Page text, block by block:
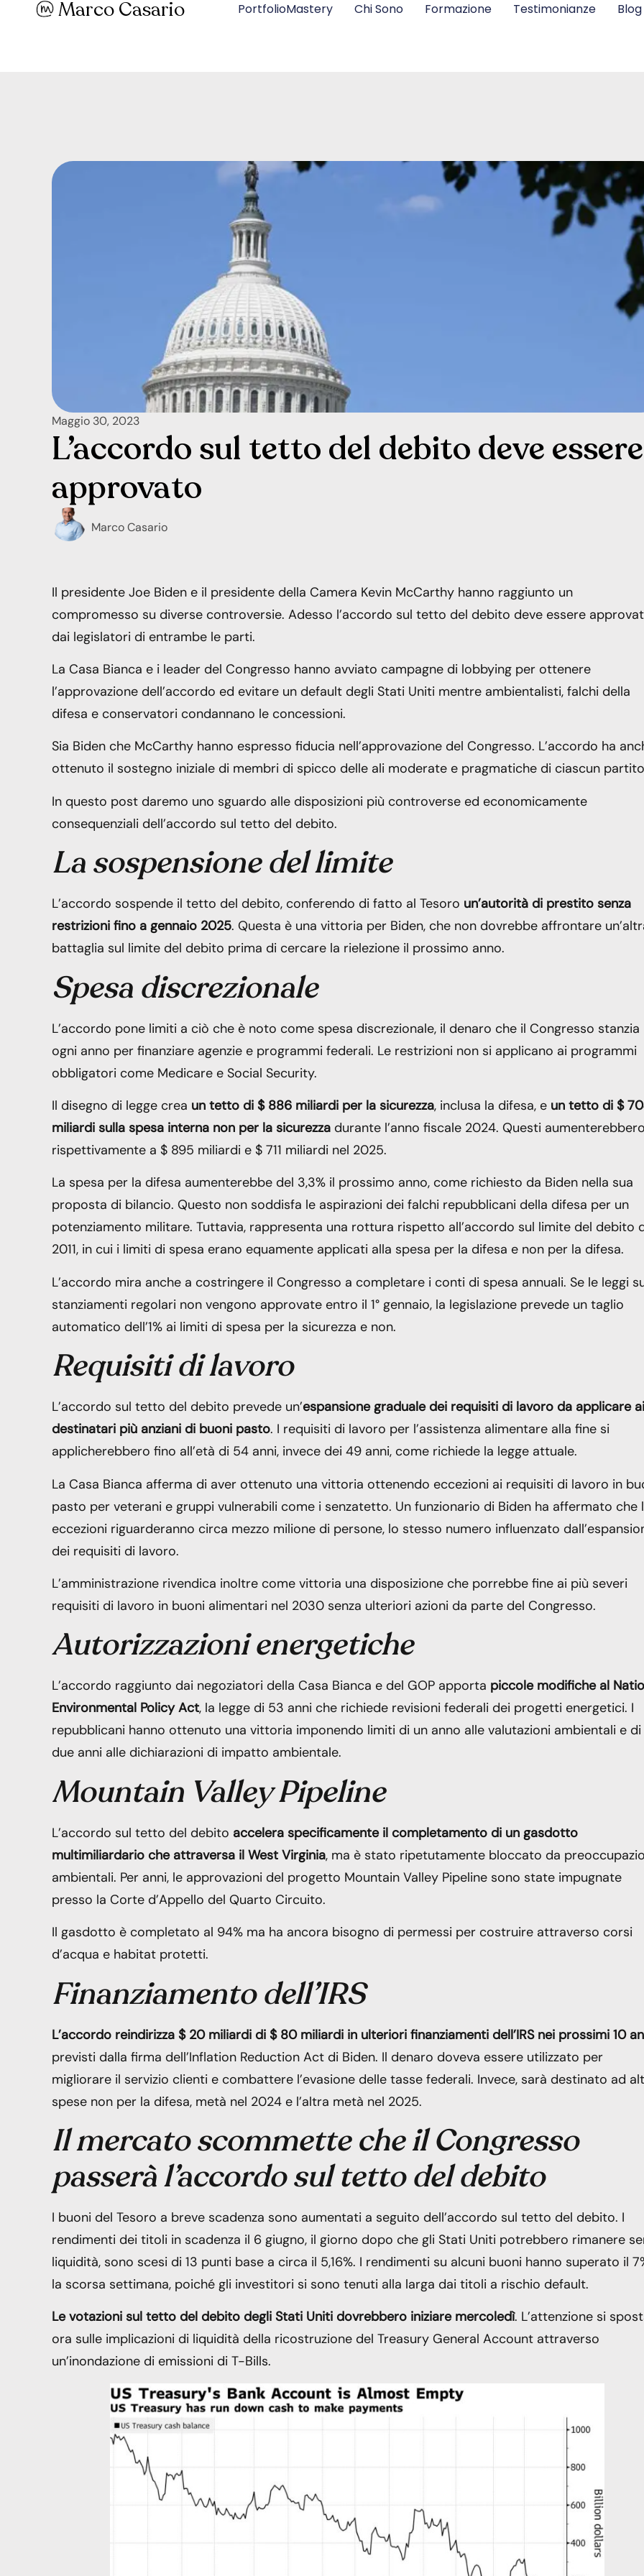
Marco Casario PortfolioMastery Chi Sono Formazione Testimonianze Blog
Maggio 30, 2023
L’accordo sul tetto del debito deve essere
approvato
Marco Casario
Il presidente Joe Biden e il presidente della Camera Kevin McCarthy hanno raggiunto un
compromesso su diverse controversie. Adesso l’accordo sul tetto del debito deve essere
dai legislatori di entrambe le parti.
La Casa Bianca e i leader del Congresso hanno avviato campagne di lobbying per ottenere
l’approvazione dell’accordo ed evitare un default degli Stati Uniti mentre ambientalisti, falchi della
difesa e conservatori condannano le concessioni.
Sia Biden che McCarthy hanno espresso fiducia nell’approvazione del Congresso. L’accordo ha
ottenuto il sostegno iniziale di membri di spicco delle ali moderate e pragmatiche di ciascun
In questo post daremo uno sguardo alle disposizioni più controverse ed economicamente
consequenziali dell’accordo sul tetto del debito.
La sospensione del limite
L’accordo sospende il tetto del debito, conferendo di fatto al Tesoro un’autorità di prestito senza
restrizioni fino a gennaio 2025. Questa è una vittoria per Biden, che non dovrebbe affrontare
battaglia sul limite del debito prima di cercare la rielezione il prossimo anno.
Spesa discrezionale
L’accordo pone limiti a ciò che è noto come spesa discrezionale, il denaro che il Congresso stanzia
ogni anno per finanziare agenzie e programmi federali. Le restrizioni non si applicano ai programmi
obbligatori come Medicare e Social Security.
Il disegno di legge crea un tetto di $ 886 miliardi per la sicurezza, inclusa la difesa, e un tetto di $
miliardi sulla spesa interna non per la sicurezza durante l’anno fiscale 2024. Questi aumenterebbero
rispettivamente a $ 895 miliardi e $ 711 miliardi nel 2025.
La spesa per la difesa aumenterebbe del 3,3% il prossimo anno, come richiesto da Biden nella sua
proposta di bilancio. Questo non soddisfa le aspirazioni dei falchi repubblicani della difesa per un
potenziamento militare. Tuttavia, rappresenta una rottura rispetto all’accordo sul limite del debito
2011, in cui i limiti di spesa erano equamente applicati alla spesa per la difesa e non per la difesa.
L’accordo mira anche a costringere il Congresso a completare i conti di spesa annuali. Se le leggi
stanziamenti regolari non vengono approvate entro il 1° gennaio, la legislazione prevede un taglio
automatico dell’1% ai limiti di spesa per la sicurezza e non.
Requisiti di lavoro
L’accordo sul tetto del debito prevede un’espansione graduale dei requisiti di lavoro da applicare ai
destinatari più anziani di buoni pasto. I requisiti di lavoro per l’assistenza alimentare alla fine si
applicherebbero fino all’età di 54 anni, invece dei 49 anni, come richiede la legge attuale.
La Casa Bianca afferma di aver ottenuto una vittoria ottenendo eccezioni ai requisiti di lavoro in
pasto per veterani e gruppi vulnerabili come i senzatetto. Un funzionario di Biden ha affermato che
eccezioni riguarderanno circa mezzo milione di persone, lo stesso numero influenzato
dei requisiti di lavoro.
L’amministrazione rivendica inoltre come vittoria una disposizione che porrebbe fine ai più severi
requisiti di lavoro in buoni alimentari nel 2030 senza ulteriori azioni da parte del Congresso.
Autorizzazioni energetiche
L’accordo raggiunto dai negoziatori della Casa Bianca e del GOP apporta piccole modifiche al
Environmental Policy Act, la legge di 53 anni che richiede revisioni federali dei progetti energetici. I
repubblicani hanno ottenuto una vittoria imponendo limiti di un anno alle valutazioni ambientali e di
due anni alle dichiarazioni di impatto ambientale.
Mountain Valley Pipeline
L’accordo sul tetto del debito accelera specificamente il completamento di un gasdotto
multimiliardario che attraversa il West Virginia, ma è stato ripetutamente bloccato da
ambientali. Per anni, le approvazioni del progetto Mountain Valley Pipeline sono state impugnate
presso la Corte d’Appello del Quarto Circuito.
Il gasdotto è completato al 94% ma ha ancora bisogno di permessi per costruire attraverso corsi
d’acqua e habitat protetti.
Finanziamento dell’IRS
L’accordo reindirizza $ 20 miliardi di $ 80 miliardi in ulteriori finanziamenti dell’IRS nei prossimi 10
previsti dalla firma dell’Inflation Reduction Act di Biden. Il denaro doveva essere utilizzato per
migliorare il servizio clienti e combattere l’evasione delle tasse federali. Invece, sarà destinato ad
spese non per la difesa, metà nel 2024 e l’altra metà nel 2025.
Il mercato scommette che il Congresso
passerà l’accordo sul tetto del debito
I buoni del Tesoro a breve scadenza sono aumentati a seguito dell’accordo sul tetto del debito. I
rendimenti dei titoli in scadenza il 6 giugno, il giorno dopo che gli Stati Uniti potrebbero rimanere
liquidità, sono scesi di 13 punti base a circa il 5,16%. I rendimenti su alcuni buoni hanno superato il
la scorsa settimana, poiché gli investitori si sono tenuti alla larga dai titoli a rischio default.
Le votazioni sul tetto del debito degli Stati Uniti dovrebbero iniziare mercoledì. L’attenzione si
ora sulle implicazioni di liquidità della ricostruzione del Treasury General Account attraverso
un’inondazione di emissioni di T-Bills.